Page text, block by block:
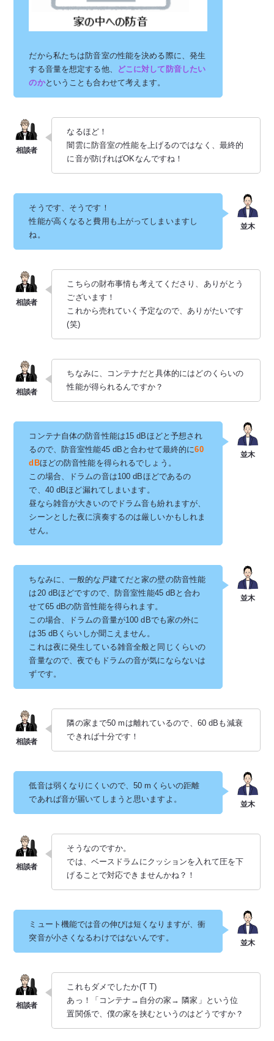
だから私たちは防音室の性能を決める際に、発生
する音量を想定する他、
どこに対して防音したい
のかということも合わせて考えます。
なるほど！
闇雲に防音室の性能を上げるのではなく、最終的
に音が防げればOKなんですね！
そうです、そうです！
性能が高くなると費用も上がってしまいますし
ね。
こちらの財布事情も考えてくださり、ありがとう
ございます！
これから売れていく予定なので、ありがたいです
(笑)
ちなみに、コンテナだと具体的にはどのくらいの
性能が得られるんですか？
コンテナ自体の防音性能は15 dBほどと予想され
るので、防音室性能45 dBと合わせて最終的に60
dBほどの防音性能を得られるでしょう。
この場合、ドラムの音は100 dBほどであるの
で、40 dBほど漏れてしまいます。
昼なら雑音が大きいのでドラム音も紛れますが、
シーンとした夜に演奏するのは厳しいかもしれま
せん。
ちなみに、一般的な戸建てだと家の壁の防音性能
は20 dBほどですので、防音室性能45 dBと合わ
せて65 dBの防音性能を得られます。
この場合、ドラムの音量が100 dBでも家の外に
は35 dBくらいしか聞こえません。
これは夜に発生している雑音全般と同じくらいの
音量なので、夜でもドラムの音が気にならないは
ずです。
隣の家まで50 mは離れているので、60 dBも減衰
できれば十分です！
低音は弱くなりにくいので、50 mくらいの距離
であれば音が届いてしまうと思いますよ。
そうなのですか。
では、ベースドラムにクッションを入れて圧を下
げることで対応できませんかね？！
ミュート機能では音の伸びは短くなりますが、衝
突音が小さくなるわけではないんです。
これもダメでしたか(T T)
あっ！「コンテナ→自分の家→ 隣家」という位
置関係で、僕の家を挟むというのはどうですか？